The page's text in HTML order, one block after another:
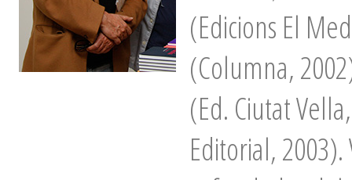
(Edicions El
(Columna,
(Ed. Ciutat
Editorial, 2003).